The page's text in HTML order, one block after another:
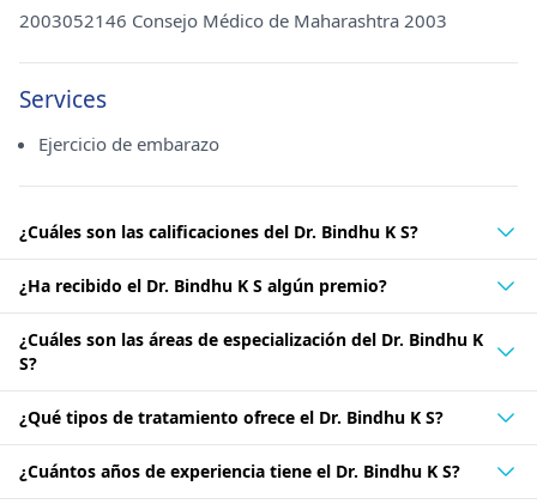
2003052146 Consejo Médico de Maharashtra 2003
Services
Ejercicio de embarazo
¿Cuáles son las calificaciones del Dr. Bindhu K S?
¿Ha recibido el Dr. Bindhu K S algún premio?
¿Cuáles son las áreas de especialización del Dr. Bindhu K
S?
¿Qué tipos de tratamiento ofrece el Dr. Bindhu K S?
¿Cuántos años de experiencia tiene el Dr. Bindhu K S?